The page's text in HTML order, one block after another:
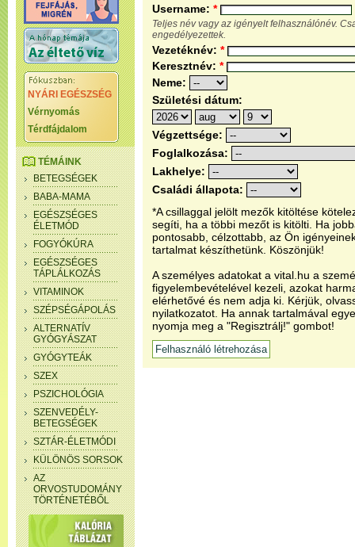
NYÁRI EGÉSZSÉG
Vérnyomás
Térdfájdalom
TÉMÁINK
BETEGSÉGEK
BABA-MAMA
EGÉSZSÉGES
ÉLETMÓD
FOGYÓKÚRA
EGÉSZSÉGES
TÁPLÁLKOZÁS
VITAMINOK
SZÉPSÉGÁPOLÁS
ALTERNATÍV
GYÓGYÁSZAT
GYÓGYTEÁK
SZEX
PSZICHOLÓGIA
SZENVEDÉLY-
BETEGSÉGEK
SZTÁR-ÉLETMÓDI
KÜLÖNÖS SORSOK
AZ
ORVOSTUDOMÁNY
TÖRTÉNETÉBŐL
Username: *
Teljes név vagy az igényelt felhasználónév.
engedélyezettek.
Vezetéknév: *
Keresztnév: *
Neme:
Születési dátum:
Végzettsége:
Foglalkozása:
Lakhelye:
Családi állapota:
*A csillaggal jelölt mezők kitöltése
segíti, ha a többi mezőt is kitölti. Ha
pontosabb, célzottabb, az Ön
tartalmat készíthetünk. Köszönjük!
A személyes adatokat a vital.hu a
figyelembevételével kezeli, azokat
elérhetővé és nem adja ki. Kérjük,
nyilatkozatot. Ha annak tartalmával
nyomja meg a "Regisztrálj!" gombot!